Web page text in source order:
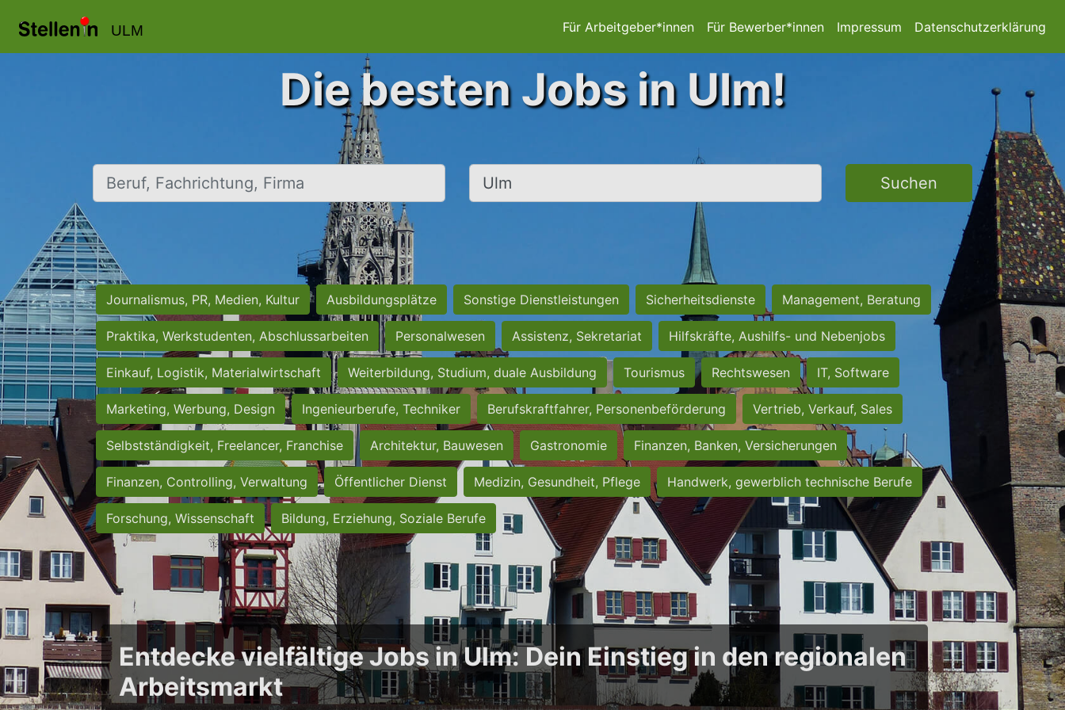
ULM Für Arbeitgeber*innen Für Bewerber*innen Impressum Datenschutzerklärung
Die besten Jobs in Ulm!
Beruf, Fachrichtung, Firma Ort, Stadt Suchen
Journalismus, PR, Medien, Kultur Ausbildungsplätze Sonstige Dienstleistungen Sicherheitsdienste Management, Beratung
Praktika, Werkstudenten, Abschlussarbeiten Personalwesen Assistenz, Sekretariat Hilfskräfte, Aushilfs- und Nebenjobs
Einkauf, Logistik, Materialwirtschaft Weiterbildung, Studium, duale Ausbildung Tourismus Rechtswesen IT, Software
Marketing, Werbung, Design Ingenieurberufe, Techniker Berufskraftfahrer, Personenbeförderung Vertrieb, Verkauf, Sales
Selbstständigkeit, Freelancer, Franchise Architektur, Bauwesen Gastronomie Finanzen, Banken, Versicherungen
Finanzen, Controlling, Verwaltung Öffentlicher Dienst Medizin, Gesundheit, Pflege Handwerk, gewerblich technische Berufe
Forschung, Wissenschaft Bildung, Erziehung, Soziale Berufe
Entdecke vielfältige Jobs in Ulm: Dein Einstieg in den regionalen
Arbeitsmarkt